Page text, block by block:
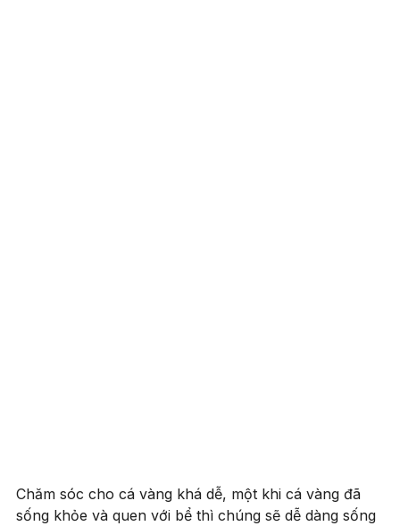
Chăm sóc cho cá vàng khá dễ, một khi cá vàng đã
sống khỏe và quen với bể thì chúng sẽ dễ dàng sống